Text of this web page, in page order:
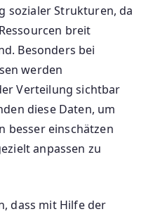
sozialer Strukturen, da
breit
Besonders bei
werden
Verteilung sichtbar
diese Daten, um
besser einschätzen
anpassen zu
dass mit Hilfe der